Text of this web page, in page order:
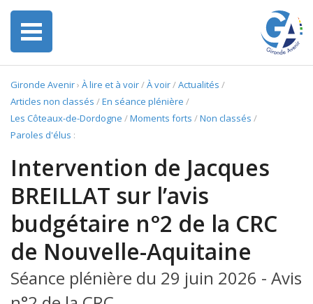
Gironde Avenir› À lire et à voir/À voir/Actualités /
Articles non classés /En séance plénière /
Les Côteaux-de-Dordogne /Moments forts /Non classés /
Paroles d'élus :
Intervention de Jacques
BREILLAT sur l’avis
budgétaire n°2 de la CRC
de Nouvelle-Aquitaine
Séance plénière du 29 juin 2026 - Avis